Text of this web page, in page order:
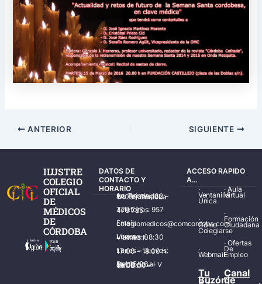
ANTERIOR SIGUIENTE
ILUSTRE
COLEGIO
OFICIAL
DE
MÉDICOS
DE
CÓRDOBA
DATOS DE
CONTACTO Y
HORARIO
Av. Ronda de los Tejares, 32 – 14001 Córdoba
Teléfonos: 957 478 785
Email: colegiomedicos@comcordoba.com
Lunes – Viernes: 08:30 – 14:30 h.
Lunes – Jueves: 17:00 – 19:30 h.
Del 15/06 al 15/09 de L – V de 08:00 – 15:00 h.
ACCESO RAPIDO
A...
·
Ventanilla
Única
·
Cómo
Colegiarse
·
Webmail
·Aula
Virtual
·
Formación
Ciudadana
·Ofertas
De
Empleo
Tu
Buzón
Canal
de